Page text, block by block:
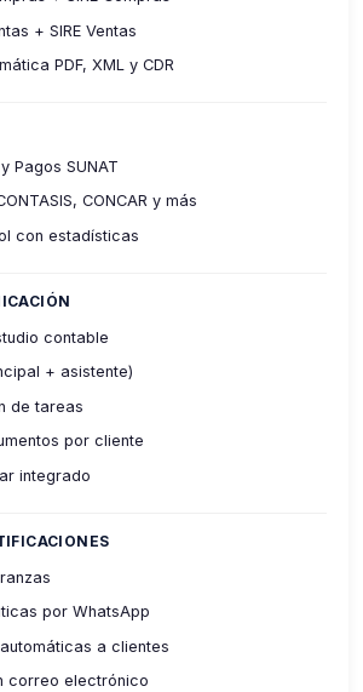
+ SIRE Ventas
PDF, XML y CDR
Pagos SUNAT
CONCAR y más
con estadísticas
contable
+ asistente)
de tareas
por cliente
integrado
por WhatsApp
a clientes
correo electrónico